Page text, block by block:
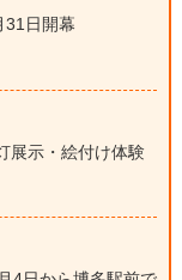
31日開幕
展示・絵付け体験